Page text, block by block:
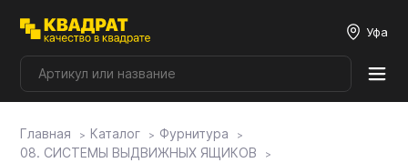
Уфа
Плитные материалы
Главная Каталог
Фурнитура
08. СИСТЕМЫ ВЫДВИЖНЫХ ЯЩИКОВ